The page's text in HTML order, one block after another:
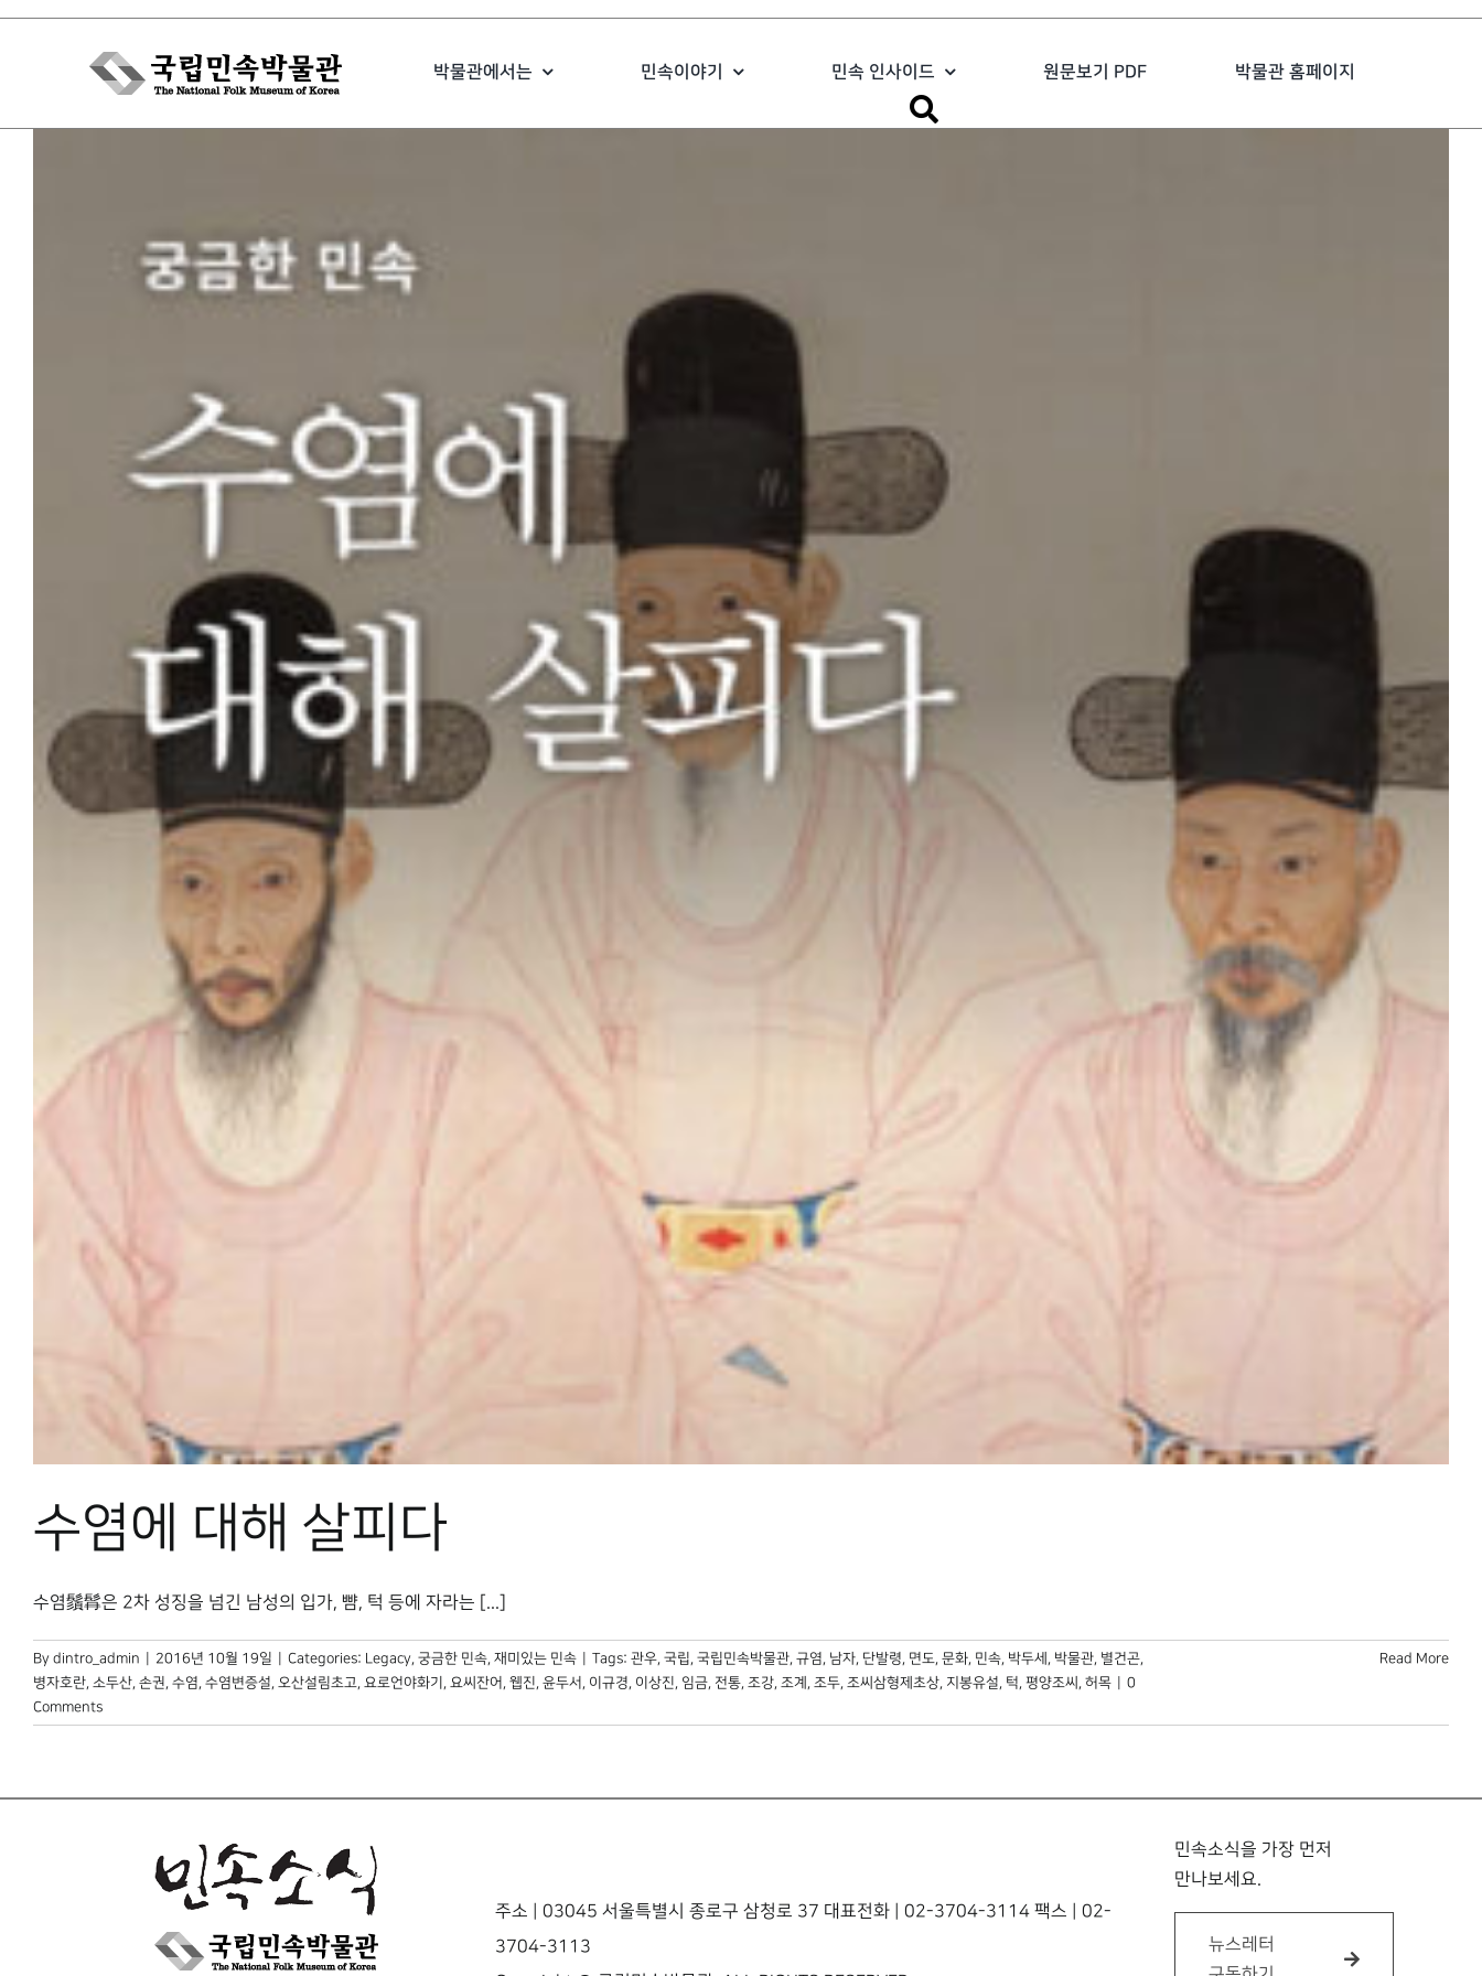
Skip
박물관에서는 민속이야기 민속 인사이드 원문보기 PDF 박물관 홈페이지
수염에 대해 살피다
수염鬚髥은 2차 성징을 넘긴 남성의 입가, 뺨, 턱 등에 자라는 [...]
By dintro_admin 2016년 10월 19일 Categories: Legacy, 궁금한 민속, 재미있는 민속 Tags: 관우, 국립, 국립민속박물관, 규염, 남자, 단발령, 면도, 문화, 민속, 박두세 , 박물관, 별건곤,
병자호란, 소두산, 손권, 수염, 수염변증설, 오산설림초고, 요로언야화기 , 요씨잔어 , 웹진, 윤두서 , 이규경, 이상진, 임금, 전통, 조강, 조계 , 조두, 조씨삼형제초상, 지봉유설, 턱, 평양조씨 , 허목
0
Comments
Read More
주소 | 03045 서울특별시 종로구 삼청로 37 대표전화 | 02-3704-3114 팩스 | 02-
3704-3113
민속소식을 가장 먼저
만나보세요.
뉴스레터